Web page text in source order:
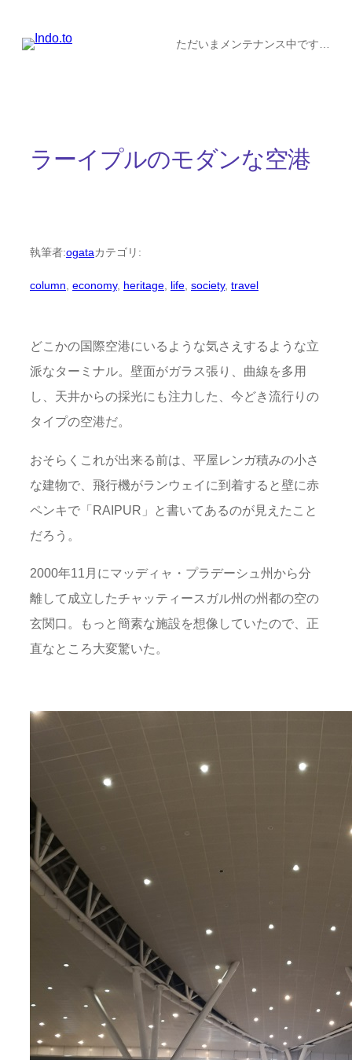
ただいまメンテナンス中です…
ラーイプルのモダンな空港
執筆者:ogataカテゴリ:
column economy, heritage life society, travel
どこかの国際空港にいるような気さえするような立
派なターミナル。壁面がガラス張り、曲線を多用
し、天井からの採光にも注力した、今どき流行りの
タイプの空港だ。
おそらくこれが出来る前は、平屋レンガ積みの小さ
な建物で、飛行機がランウェイに到着すると壁に赤
ペンキで「RAIPUR」と書いてあるのが見えたこと
だろう。
2000年11月にマッディャ・プラデーシュ州から分
離して成立したチャッティースガル州の州都の空の
玄関口。もっと簡素な施設を想像していたので、正
直なところ大変驚いた。